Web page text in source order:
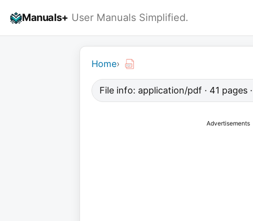
Manuals+ User Manuals Simplified.
Home›
File info: application/pdf · 41 pages
Advertisements